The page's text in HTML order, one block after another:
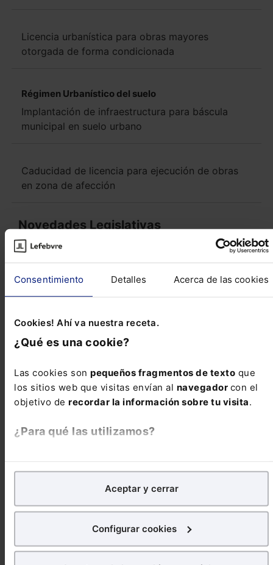
Consentimiento Detalles Acerca de las cookies
Cookies! Ahí va nuestra receta.
¿Qué es una cookie?
Las cookies son pequeños fragmentos de texto que
los sitios web que visitas envían al navegador con el
objetivo de recordar la información sobre tu visita.
¿Para qué las utilizamos?
analíticospara tratar demejorar tu experienciaen
nuestra página web. También con fines publicitarios,
para poder mostrarte publicidad y contenidos de tu
¿Qué puedes hacer?
Aceptar y cerrar
Configurar cookies
Licencia urbanística para obras mayores
otorgada de forma condicionada
Régimen Urbanístico del suelo
Implantación de infraestructura para báscula
municipal en suelo urbano
Caducidad de licencia para ejecución de obras
en zona de afección
Novedades Legislativas
Normativa más relevante BALEARES Ley
12/2017, de 29 de diciembre, de urbanismo de
las Illes Balears -EDL 2017/264256-
...
calificado como demanial
Competencia en la restauración del orden
urbanístico infringido
Legitimación en incidente de ejecución de
sentencia